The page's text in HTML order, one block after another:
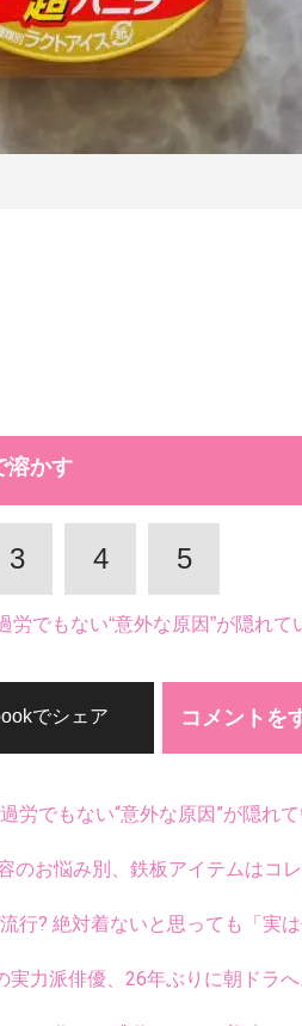
溶かす
3 4 5
でもない“意外な原因”が隠れて
コメントを
でシェア
労でもない“意外な原因”が隠れ
お悩み別、鉄板アイテムはコ
行? 絶対着ないと思っても「実
力派俳優、26年ぶりに朝ドラへ